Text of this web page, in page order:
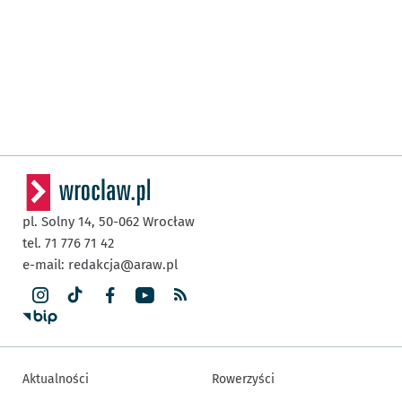
pl. Solny 14, 50-062 Wrocław
tel. 71 776 71 42
e-mail: redakcja@araw.pl
Aktualności
Rowerzyści